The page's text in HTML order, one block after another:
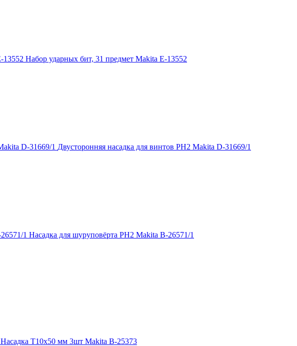
Набор ударных бит, 31 предмет Makita E-13552
Двусторонняя насадка для винтов PH2 Makita D-31669/1
Насадка для шуруповёрта PH2 Makita B-26571/1
Насадка Т10х50 мм 3шт Makita B-25373